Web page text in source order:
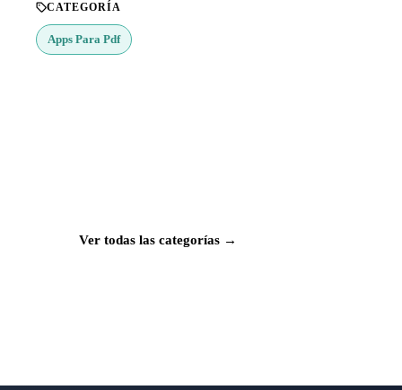
CATEGORÍA
Apps Para Pdf
Ver todas las categorías →